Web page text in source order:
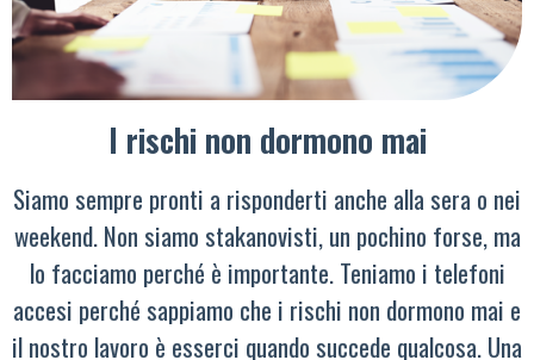
I rischi non dormono mai
Siamo sempre pronti a risponderti anche alla sera o nei
weekend. Non siamo stakanovisti, un pochino forse, ma
lo facciamo perché è importante. Teniamo i telefoni
accesi perché sappiamo che i rischi non dormono mai e
il nostro lavoro è esserci quando succede qualcosa. Una